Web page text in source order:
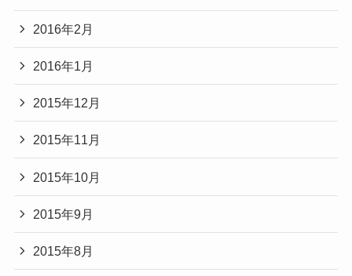
2016年2月
2016年1月
2015年12月
2015年11月
2015年10月
2015年9月
2015年8月